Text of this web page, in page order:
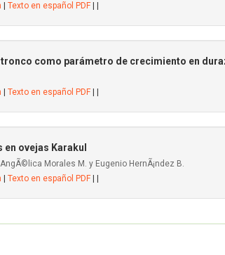
Texto en español PDF
como parámetro de crecimiento en
Texto en español PDF
ovejas Karakul
Morales M. y Eugenio HernÃ¡ndez B.
Texto en español PDF